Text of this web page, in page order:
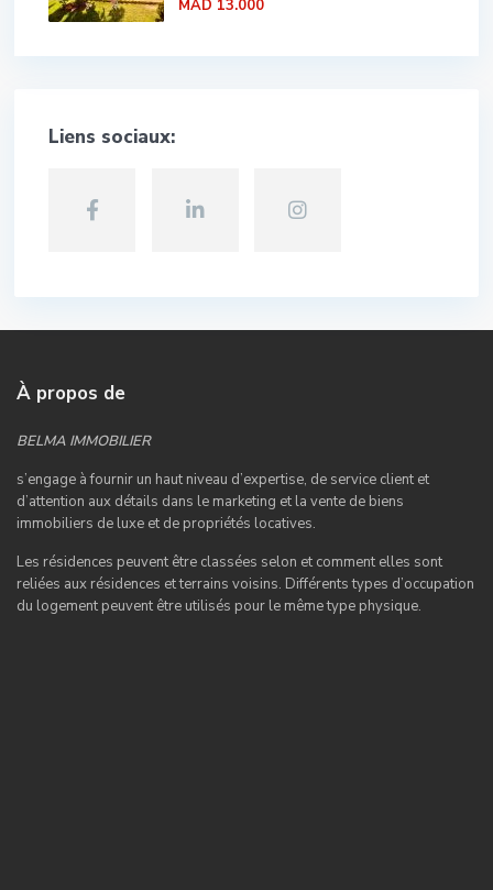
MAD 13.000
Liens sociaux:
À propos de
BELMA IMMOBILIER
s’engage à fournir un haut niveau d’expertise, de service client et
d’attention aux détails dans le marketing et la vente de biens
immobiliers de luxe et de propriétés locatives.
Les résidences peuvent être classées selon et comment elles sont
reliées aux résidences et terrains voisins. Différents types d’occupation
du logement peuvent être utilisés pour le même type physique.